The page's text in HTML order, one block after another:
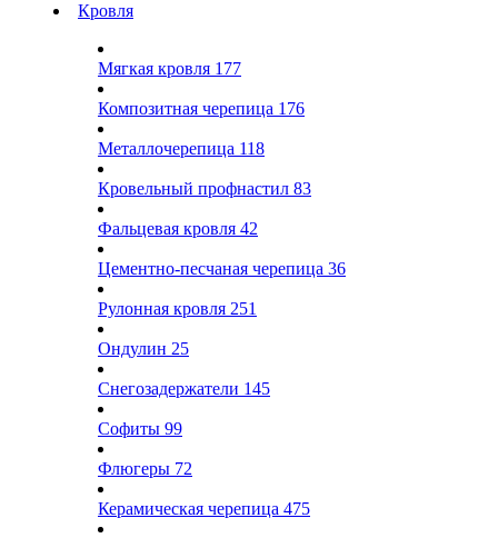
Кровля
Мягкая кровля 177
Композитная черепица 176
Металлочерепица 118
Кровельный профнастил 83
Фальцевая кровля 42
Цементно-песчаная черепица 36
Рулонная кровля 251
Ондулин 25
Снегозадержатели 145
Софиты 99
Флюгеры 72
Керамическая черепица 475